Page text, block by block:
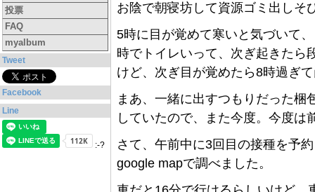
投票
FAQ
myalbum
Tweet
Facebook
Line
:-?
お陰で朝寝坊して資源ゴミ出しそ
5時に目が覚めて寒いと気づいて
時でトイレいって、次ぎ起きたら
けど、次ぎ目が覚めたら8時過ぎ
まあ、一緒に出すつもりだった梱
していたので、また今度。今度は
さて、午前中に3回目の接種を予
google mapで調べました。